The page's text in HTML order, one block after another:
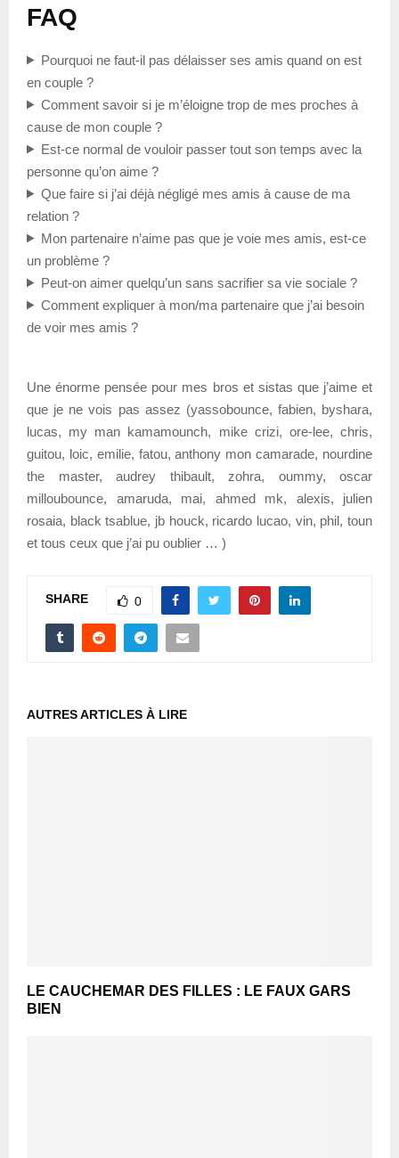
FAQ
Pourquoi ne faut-il pas délaisser ses amis quand on est
en couple ?
Comment savoir si je m’éloigne trop de mes proches à
cause de mon couple ?
Est-ce normal de vouloir passer tout son temps avec la
personne qu’on aime ?
Que faire si j’ai déjà négligé mes amis à cause de ma
relation ?
Mon partenaire n’aime pas que je voie mes amis, est-ce
un problème ?
Peut-on aimer quelqu’un sans sacrifier sa vie sociale ?
Comment expliquer à mon/ma partenaire que j’ai besoin
de voir mes amis ?
Une énorme pensée pour mes bros et sistas que j’aime et
que je ne vois pas assez (yassobounce, fabien, byshara,
lucas, my man kamamounch, mike crizi, ore-lee, chris,
guitou, loic, emilie, fatou, anthony mon camarade, nourdine
the master, audrey thibault, zohra, oummy, oscar
milloubounce, amaruda, mai, ahmed mk, alexis, julien
rosaia, black tsablue, jb houck, ricardo lucao, vin, phil, toun
et tous ceux que j’ai pu oublier … )
SHARE 0
AUTRES ARTICLES À LIRE
LE CAUCHEMAR DES FILLES : LE FAUX GARS
BIEN